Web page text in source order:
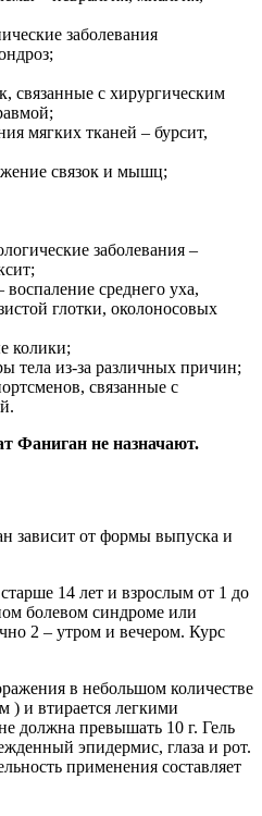
заболевания
связанные с хирургическим
мягких тканей – бурсит,
связок и мышц;
заболевания –
среднего уха,
глотки, околоносовых
колики;
тела из-за различных причин;
связанные с
Фаниган не назначают.
зависит от формы выпуска и
14 лет и взрослым от 1 до
болевом синдроме или
2 – утром и вечером. Курс
в небольшом количестве
) и втирается легкими
должна превышать 10 г. Гель
эпидермис, глаза и рот.
применения составляет